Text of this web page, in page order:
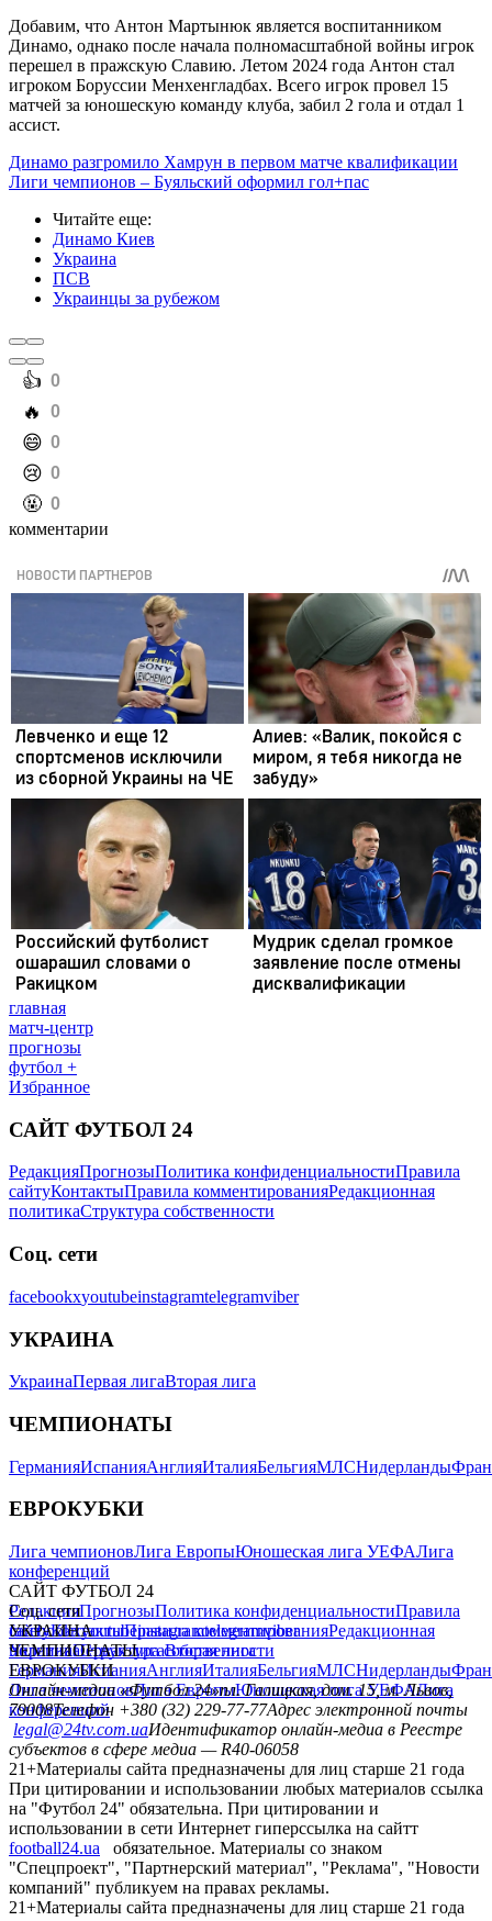
Добавим, что Антон Мартынюк является воспитанником
Динамо, однако после начала полномасштабной войны игрок
перешел в пражскую Славию. Летом 2024 года Антон стал
игроком Боруссии Менхенгладбах. Всего игрок провел 15
матчей за юношескую команду клуба, забил 2 гола и отдал 1
ассист.
Динамо разгромило Хамрун в первом матче квалификации
Лиги чемпионов – Буяльский оформил гол+пас
Читайте еще:
Динамо Киев
Украина
ПСВ
Украинцы за рубежом
️👍 0
️🔥 0
️😄 0
️😢 0
️🤬 0
комментарии
главная
матч-центр
прогнозы
футбол +
Избранное
САЙТ ФУТБОЛ 24
РедакцияПрогнозыПолитика конфиденциальностиПравила
сайтуКонтактыПравила комментированияРедакционная
политикаСтруктура собственности
Соц. сети
facebookxyoutubeinstagramtelegramviber
УКРАИНА
УкраинаПервая лигаВторая лига
ЧЕМПИОНАТЫ
ГерманияИспанияАнглияИталияБельгияМЛСНидерланды
ЕВРОКУБКИ
Лига чемпионовЛига ЕвропыЮношеская лига УЕФАЛига
конференций
САЙТ ФУТБОЛ 24
РедакцияПрогнозыПолитика конфиденциальностиПравила
сайтуКонтактыПравила комментированияРедакционная
политикаСтруктура собственности
Соц. сети
facebookxyoutubeinstagramtelegramviber
УКРАИНА
УкраинаПервая лигаВторая лига
ЧЕМПИОНАТЫ
ГерманияИспанияАнглияИталияБельгияМЛСНидерланды
ЕВРОКУБКИ
Лига чемпионовЛига ЕвропыЮношеская лига УЕФАЛига
конференций
Онлайн-медиа «Футбол 24»пл. Галицкая, дом. 15, м. Львов,
79008Телефон +380 (32) 229-77-77Адрес электронной почты
legal@24tv.com.uaИдентификатор онлайн-медиа в Реестре
субъектов в сфере медиа — R40-06058
21+Материалы сайта предназначены для лиц старше 21 года
При цитировании и использовании любых материалов ссылка
на "Футбол 24" обязательна. При цитировании и
использовании в сети Интернет гиперссылка на сайтт
football24.ua
обязательное. Материалы со знаком
"Спецпроект", "Партнерский материал", "Реклама", "Новости
компаний" публикуем на правах рекламы.
21+Материалы сайта предназначены для лиц старше 21 года